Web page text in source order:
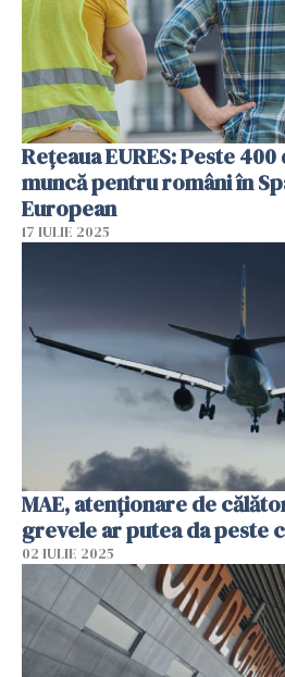
Rețeaua EURES: Peste
muncă pentru români în
European
17 IULIE 2025
MAE, atenţionare de
grevele ar putea da peste
02 IULIE 2025